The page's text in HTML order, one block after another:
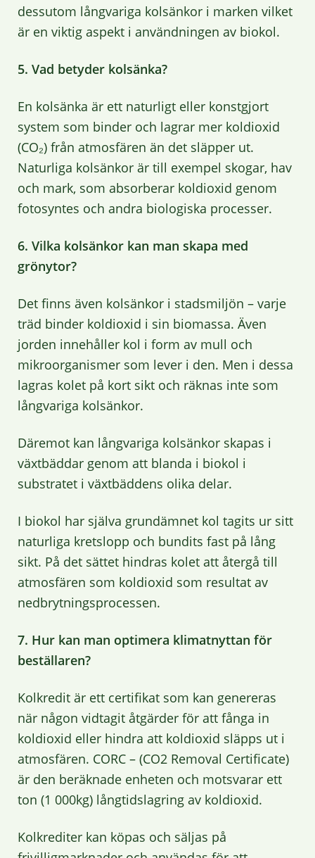
dessutom långvariga kolsänkor i marken vilket
är en viktig aspekt i användningen av biokol.
5. Vad betyder kolsänka?
En kolsänka är ett naturligt eller konstgjort
system som binder och lagrar mer koldioxid
(CO₂) från atmosfären än det släpper ut.
Naturliga kolsänkor är till exempel skogar, hav
och mark, som absorberar koldioxid genom
fotosyntes och andra biologiska processer.
6. Vilka kolsänkor kan man skapa med
grönytor?
Det finns även kolsänkor i stadsmiljön – varje
träd binder koldioxid i sin biomassa. Även
jorden innehåller kol i form av mull och
mikroorganismer som lever i den. Men i dessa
lagras kolet på kort sikt och räknas inte som
långvariga kolsänkor.
Däremot kan långvariga kolsänkor skapas i
växtbäddar genom att blanda i biokol i
substratet i växtbäddens olika delar.
I biokol har själva grundämnet kol tagits ur sitt
naturliga kretslopp och bundits fast på lång
sikt. På det sättet hindras kolet att återgå till
atmosfären som koldioxid som resultat av
nedbrytningsprocessen.
7. Hur kan man optimera klimatnyttan för
beställaren?
Kolkredit är ett certifikat som kan genereras
när någon vidtagit åtgärder för att fånga in
koldioxid eller hindra att koldioxid släpps ut i
atmosfären. CORC – (CO2 Removal Certificate)
är den beräknade enheten och motsvarar ett
ton (1 000kg) långtidslagring av koldioxid.
Kolkrediter kan köpas och säljas på